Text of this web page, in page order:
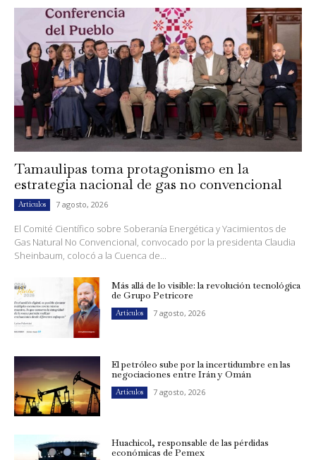
Tamaulipas toma protagonismo en la
estrategia nacional de gas no convencional
Artículos 7 agosto, 2026
El Comité Científico sobre Soberanía Energética y Yacimientos de
Gas Natural No Convencional, convocado por la presidenta Claudia
Sheinbaum, colocó a la Cuenca de...
Más allá de lo visible: la revolución tecnológica
de Grupo Petricore
Artículos 7 agosto, 2026
El petróleo sube por la incertidumbre en las
negociaciones entre Irán y Omán
Artículos 7 agosto, 2026
Huachicol, responsable de las pérdidas
económicas de Pemex